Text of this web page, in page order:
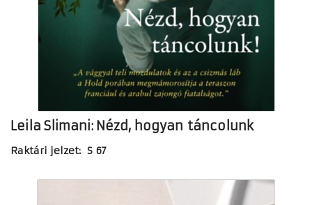
Leila Slimani: Nézd, hogyan táncolunk
Raktári jelzet: S 67